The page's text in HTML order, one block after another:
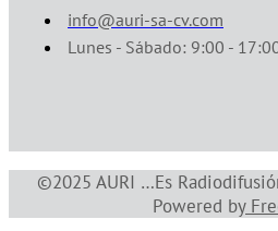
info@auri-sa-cv.com
Lunes - Sábado: 9:00 -
©2025 AURI …Es
Powered by